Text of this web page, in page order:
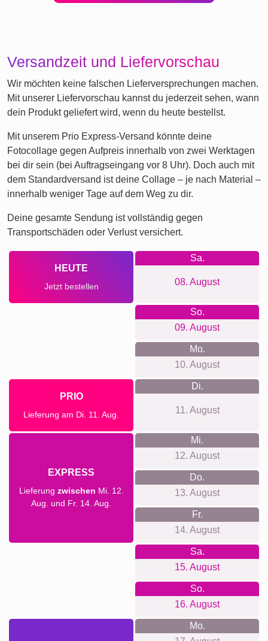
Versandzeit und Liefervorschau
Wir möchten keine falschen Lieferversprechungen machen.
Mit unserer Liefervorschau kannst du jederzeit sehen, wann
dein Produkt geliefert wird, wenn du heute bestellst.
Mit unserem Prio Express-Versand könnte deine
Fotocollage gegen Aufpreis innerhalb von zwei Werktagen
bei dir sein (bei Auftragseingang vor 8 Uhr). Doch auch mit
dem Standardversand ist deine Collage – je nach Material –
innerhalb weniger Tage auf dem Weg zu dir.
Deine gesamte Sendung ist vollständig gegen
Transportschäden oder Verlust versichert.
HEUTE
Jetzt bestellen
Sa.
08. August
So.
09. August
Mo.
10. August
PRIO
Lieferung am Di. 11. Aug.
Di.
11. August
EXPRESS
Lieferung zwischen Mi. 12.
Aug. und Fr. 14. Aug.
Mi.
12. August
Do.
13. August
Fr.
14. August
Sa.
15. August
So.
16. August
Mo.